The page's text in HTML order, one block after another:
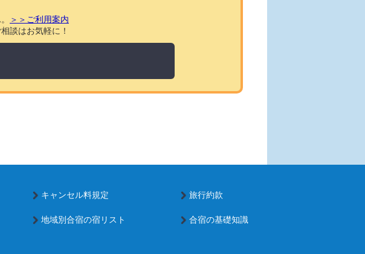
＞＞ご利用案内
談はお気軽に！
キャンセル料規定 旅行約款
地域別合宿の宿リスト 合宿の基礎知識